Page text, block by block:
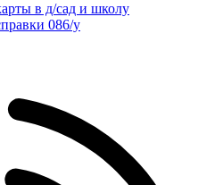
в д/сад и школу
086/у